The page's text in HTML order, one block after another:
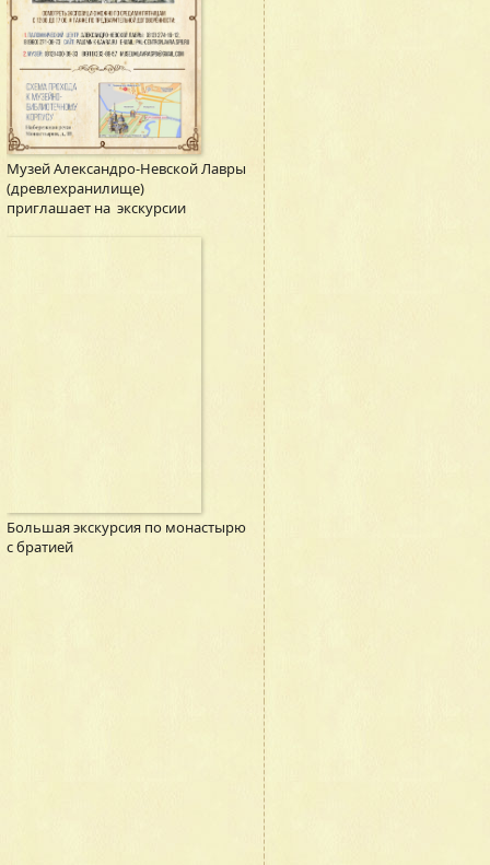
Музей Александро-Невской Лавры
(древлехранилище)
приглашает на экскурсии
Большая экскурсия по монастырю
с братией